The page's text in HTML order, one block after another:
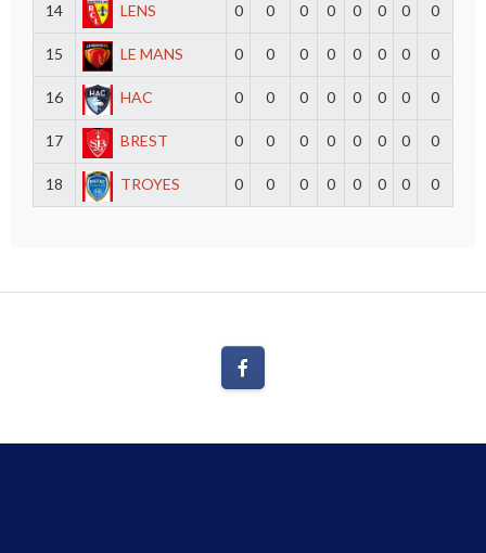
14 LENS 0 0 0 0 0 0 0 0
15 LE MANS 0 0 0 0 0 0 0 0
16 HAC 0 0 0 0 0 0 0 0
17 BREST 0 0 0 0 0 0 0 0
18 TROYES 0 0 0 0 0 0 0 0